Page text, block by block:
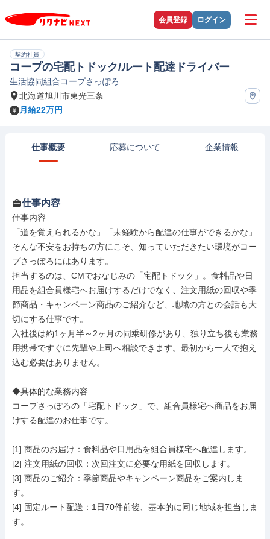
会員登録 ログイン
契約社員
コープの宅配トドック/ルート配達ドライバー
生活協同組合コープさっぽろ
北海道旭川市東光三条
月給22万円
仕事概要 応募について 企業情報
仕事内容
仕事内容
「道を覚えられるかな」「未経験から配達の仕事ができるかな」
そんな不安をお持ちの方にこそ、知っていただきたい環境がコー
プさっぽろにはあります。
担当するのは、CMでおなじみの「宅配トドック」。食料品や日
用品を組合員様宅へお届けするだけでなく、注文用紙の回収や季
節商品・キャンペーン商品のご紹介など、地域の方との会話も大
切にする仕事です。
入社後は約1ヶ月半～2ヶ月の同乗研修があり、独り立ち後も業務
用携帯ですぐに先輩や上司へ相談できます。最初から一人で抱え
込む必要はありません。
◆具体的な業務内容
コープさっぽろの「宅配トドック」で、組合員様宅へ商品をお届
けする配達のお仕事です。
[1] 商品のお届け：食料品や日用品を組合員様宅へ配達します。
[2] 注文用紙の回収：次回注文に必要な用紙を回収します。
[3] 商品のご紹介：季節商品やキャンペーン商品をご案内しま
す。
[4] 固定ルート配送：1日70件前後、基本的に同じ地域を担当しま
す。